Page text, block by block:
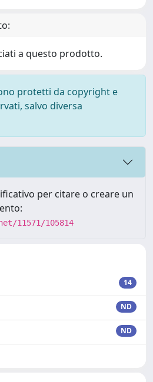
a questo prodotto.
protetti da copyright e
salvo diversa
per citare o creare un
11571/105814
14
ND
ND